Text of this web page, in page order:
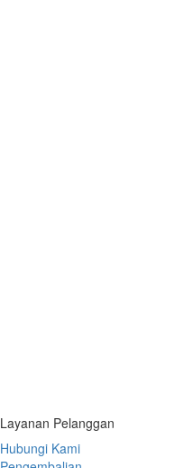
Layanan Pelanggan
Hubungi Kami